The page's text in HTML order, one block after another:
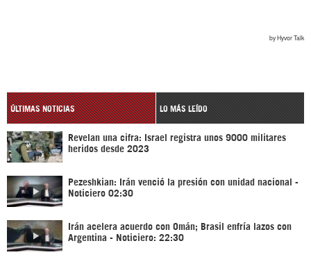
ÚLTIMAS NOTICIAS LO MÁS LEÍDO
Revelan una cifra: Israel registra unos 9000 militares
heridos desde 2023
Pezeshkian: Irán venció la presión con unidad nacional -
Noticiero 02:30
Irán acelera acuerdo con Omán; Brasil enfría lazos con
Argentina - Noticiero: 22:30